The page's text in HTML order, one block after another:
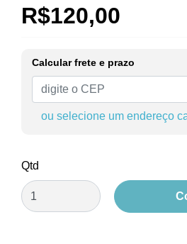
R$120,00
Calcular frete e prazo
ou selecione um endereço
Qtd